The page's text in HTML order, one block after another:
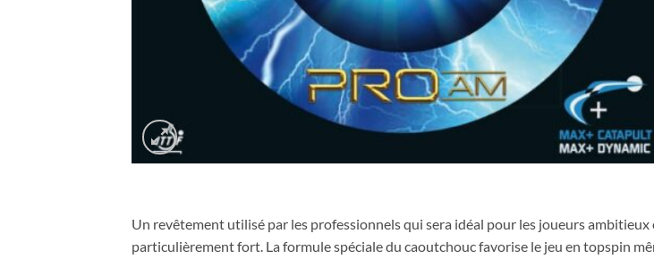
Un revêtement utilisé par les professionnels qui sera idéal pour les joueurs
particulièrement fort. La formule spéciale du caoutchouc favorise le jeu en topspin